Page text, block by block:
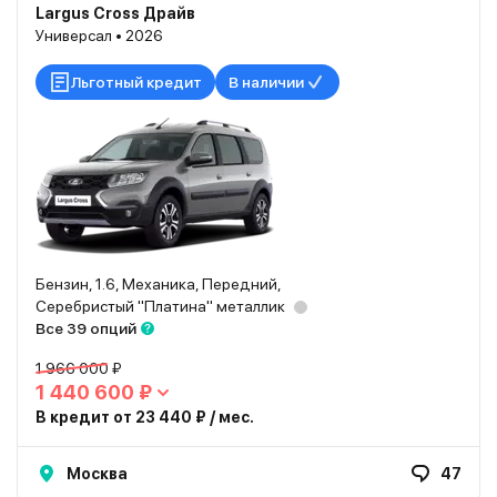
Largus Cross Драйв
Универсал • 2026
Льготный кредит В наличии
Бензин, 1.6, Механика, Передний,
Серебристый "Платина" металлик
Все 39 опций
1 966 000 ₽
1 440 600 ₽
В кредит от 23 440 ₽ / мес.
Москва 47